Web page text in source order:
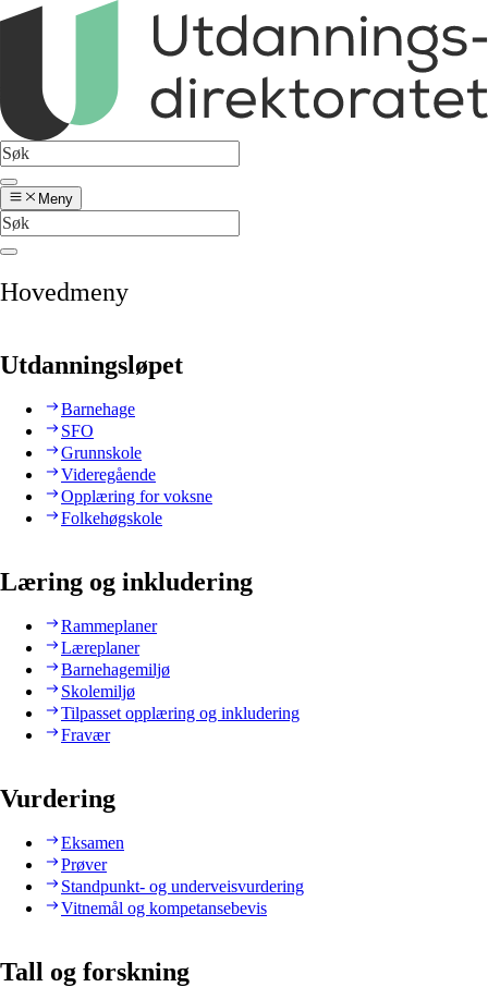
Meny
Hovedmeny
Utdanningsløpet
Barnehage
SFO
Grunnskole
Videregående
Opplæring for voksne
Folkehøgskole
Læring og inkludering
Rammeplaner
Læreplaner
Barnehagemiljø
Skolemiljø
Tilpasset opplæring og inkludering
Fravær
Vurdering
Eksamen
Prøver
Standpunkt- og underveisvurdering
Vitnemål og kompetansebevis
Tall og forskning